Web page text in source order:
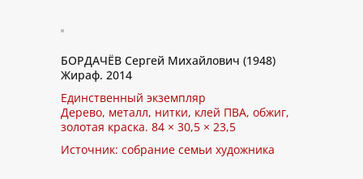
БОРДАЧЁВ Сергей Михайлович (1948)
Жираф. 2014
Единственный экземпляр
Дерево, металл, нитки, клей ПВА, обжиг,
золотая краска. 84 × 30,5 × 23,5
Источник: собрание семьи художника